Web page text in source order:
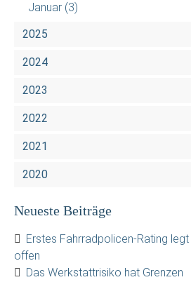
Januar (3)
2025
2024
2023
2022
2021
2020
Neueste Beiträge
Erstes Fahrradpolicen-Rating
offen
Das Werkstattrisiko hat Grenzen